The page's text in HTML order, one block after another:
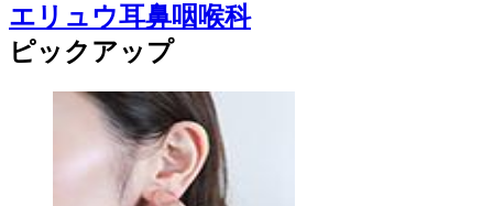
エリュウ耳鼻咽喉科
ピックアップ